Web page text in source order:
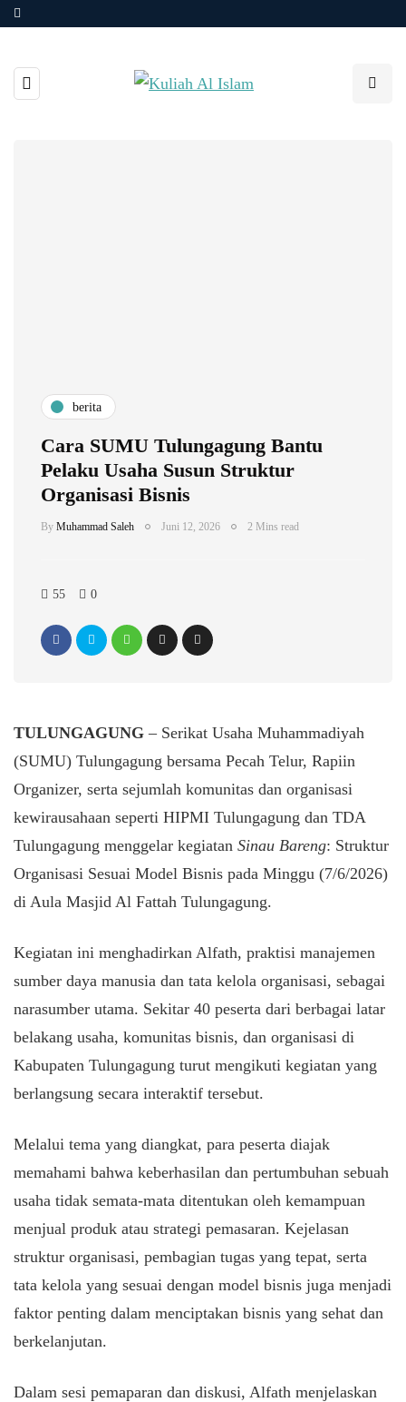
berita
Cara SUMU Tulungagung Bantu
Pelaku Usaha Susun Struktur
Organisasi Bisnis
By Muhammad Saleh Juni 12, 2026 2 Mins read
55 0
TULUNGAGUNG – Serikat Usaha Muhammadiyah
(SUMU) Tulungagung bersama Pecah Telur, Rapiin
Organizer, serta sejumlah komunitas dan organisasi
kewirausahaan seperti HIPMI Tulungagung dan TDA
Tulungagung menggelar kegiatan Sinau Bareng: Struktur
Organisasi Sesuai Model Bisnis pada Minggu (7/6/2026)
di Aula Masjid Al Fattah Tulungagung.
​Kegiatan ini menghadirkan Alfath, praktisi manajemen
sumber daya manusia dan tata kelola organisasi, sebagai
narasumber utama. Sekitar 40 peserta dari berbagai latar
belakang usaha, komunitas bisnis, dan organisasi di
Kabupaten Tulungagung turut mengikuti kegiatan yang
berlangsung secara interaktif tersebut.
​Melalui tema yang diangkat, para peserta diajak
memahami bahwa keberhasilan dan pertumbuhan sebuah
usaha tidak semata-mata ditentukan oleh kemampuan
menjual produk atau strategi pemasaran. Kejelasan
struktur organisasi, pembagian tugas yang tepat, serta
tata kelola yang sesuai dengan model bisnis juga menjadi
faktor penting dalam menciptakan bisnis yang sehat dan
berkelanjutan.
​Dalam sesi pemaparan dan diskusi, Alfath menjelaskan